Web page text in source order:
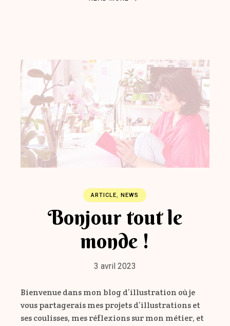
ARTICLE, NEWS
Bonjour tout le
monde !
3 avril 2023
Bienvenue dans mon blog d’illustration où je
vous partagerais mes projets d’illustrations et
ses coulisses, mes réflexions sur mon métier, et